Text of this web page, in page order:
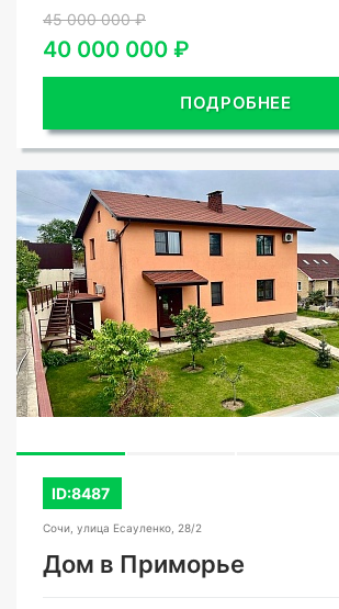
45 000 000 ₽
40 000 000 ₽
ПОДРОБНЕЕ
ID:8487
Сочи, улица Есауленко, 28/2
Дом в Приморье